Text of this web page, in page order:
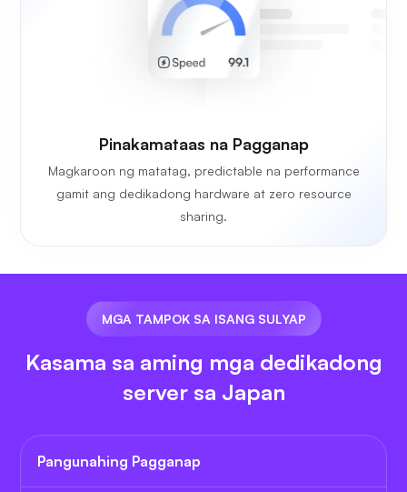
Pinakamataas na Pagganap
Magkaroon ng matatag, predictable na performance
gamit ang dedikadong hardware at zero resource
sharing.
MGA TAMPOK SA ISANG SULYAP
Kasama sa aming mga dedikadong
server sa Japan
Pangunahing Pagganap